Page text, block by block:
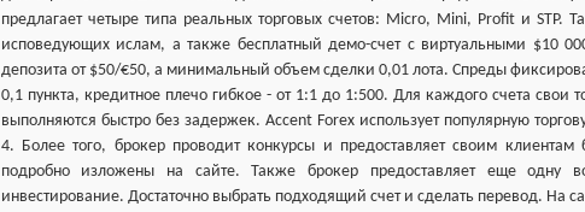
предлагает четыре типа реальных торговых счетов: Micro, Mini, Profit и STP.
исповедующих ислам, а также бесплатный демо-счет с виртуальными $10
депозита от $50/€50, а минимальный объем сделки 0,01 лота. Спреды
0,1 пункта, кредитное плечо гибкое - от 1:1 до 1:500. Для каждого счета свои
выполняются быстро без задержек. Accent Forex использует популярную
4. Более того, брокер проводит конкурсы и предоставляет своим клиентам
подробно изложены на сайте. Также брокер предоставляет еще одну
инвестирование. Достаточно выбрать подходящий счет и сделать перевод. На